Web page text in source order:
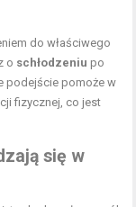
do właściwego
o schłodzeniu po
podejście pomoże w
fizycznej, co jest
się w